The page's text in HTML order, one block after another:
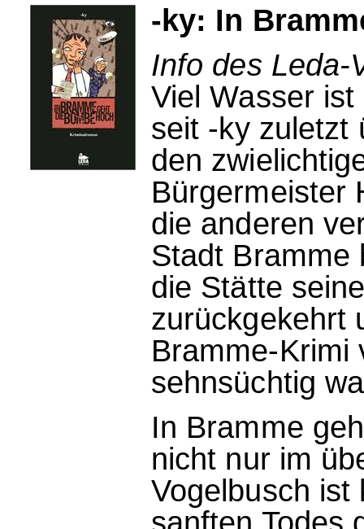
-ky: In
Info des Leda-
Viel Wasser
seit -ky zuletzt
den
Bürgermeister
die anderen
Stadt Bramme
die Stätte
zurückgekehrt
Bramme-Krimi
sehnsüchtig
In Bramme
nicht nur im
Vogelbusch ist
sanften Todes